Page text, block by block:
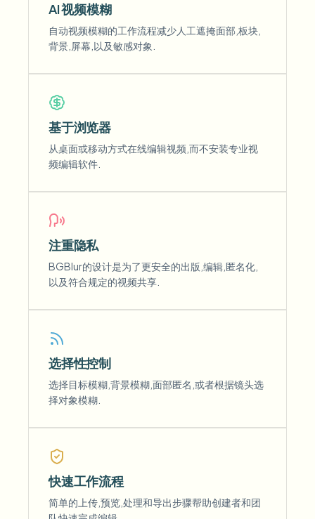
AI 视频模糊
自动视频模糊的工作流程减少人工遮掩面部,板块,
背景,屏幕,以及敏感对象.
基于浏览器
从桌面或移动方式在线编辑视频,而不安装专业视
频编辑软件.
注重隐私
BGBlur的设计是为了更安全的出版,编辑,匿名化,
以及符合规定的视频共享.
选择性控制
选择目标模糊,背景模糊,面部匿名,或者根据镜头选
择对象模糊.
快速工作流程
简单的上传,预览,处理和导出步骤帮助创建者和团